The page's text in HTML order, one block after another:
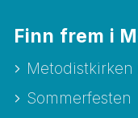
Finn frem i
Metodistkirken
Sommerfesten